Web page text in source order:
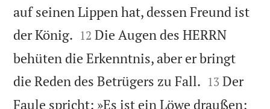
auf seinen Lippen hat, dessen Freund ist
der König. 

12 Die Augen des HERRN
behüten die Erkenntnis, aber er bringt
die Reden des Betrügers zu Fall. 

13 Der
Faule spricht: »Es ist ein Löwe draußen;